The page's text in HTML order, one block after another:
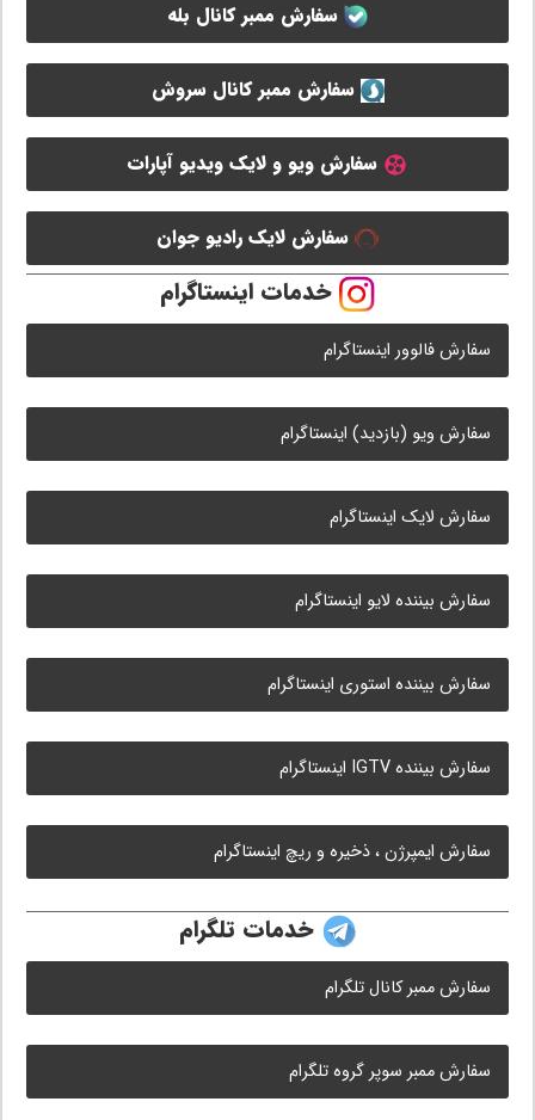
سفارش ممبر کانال بله
سفارش ممبر کانال سروش
سفارش ویو و لایک ویدیو آپارات
سفارش لایک رادیو جوان
خدمات اینستاگرام
سفارش فالوور اینستاگرام
سفارش ویو (بازدید) اینستاگرام
سفارش لایک اینستاگرام
سفارش بیننده لایو اینستاگرام
سفارش بیننده استوری اینستاگرام
سفارش بیننده IGTV اینستاگرام
سفارش ایمپرژن ، ذخیره و ریچ اینستاگرام
خدمات تلگرام
سفارش ممبر کانال تلگرام
سفارش ممبر سوپر گروه تلگرام